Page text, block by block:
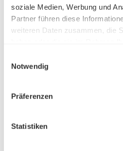
soziale Medien, Werbung und
Partner führen diese
weiteren Daten zusammen, die
Notwendig
Präferenzen
Statistiken
Schlossberg Frottier schenkt
GOTS-zertifiziert – strenge
Chemikalien.
Angenehme Haptik – weich
Hohe Saugfähigkeit –
Langlebig und formstabil –